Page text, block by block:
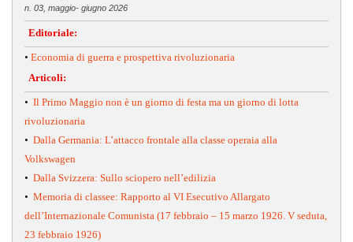
n. 03, maggio- giugno 2026
Editoriale:
• Economia di guerra e prospettiva rivoluzionaria
Articoli:
• Il Primo Maggio non è un giorno di festa ma un giorno di lotta
rivoluzionaria
• Dalla Germania: L’attacco frontale alla classe operaia alla
Volkswagen
• Dalla Svizzera: Sullo sciopero nell’edilizia
• Memoria di classee: Rapporto al VI Esecutivo Allargato
dell’Internazionale Comunista (17 febbraio – 15 marzo 1926. V seduta,
23 febbraio 1926)